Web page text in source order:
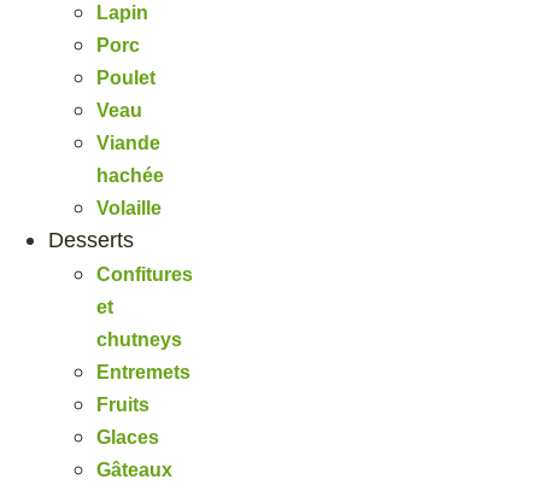
Lapin
Porc
Poulet
Veau
Viande
hachée
Volaille
Desserts
Confitures
et
chutneys
Entremets
Fruits
Glaces
Gâteaux